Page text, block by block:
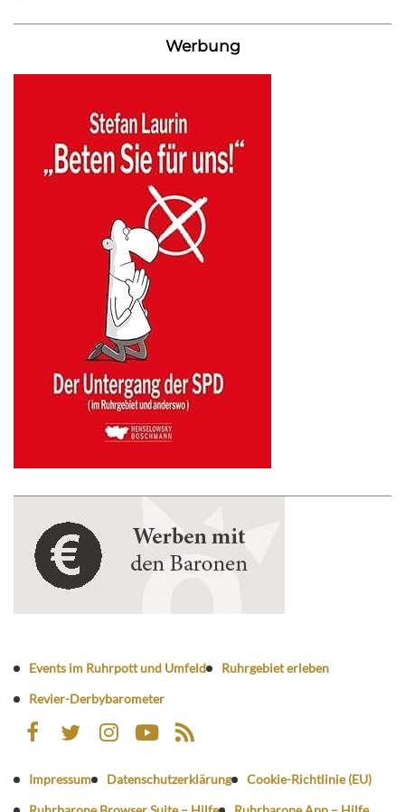
Werbung
Events im Ruhrpott und Umfeld
Ruhrgebiet erleben
Revier-Derbybarometer
Impressum Datenschutzerklärung
Cookie-Richtlinie (EU)